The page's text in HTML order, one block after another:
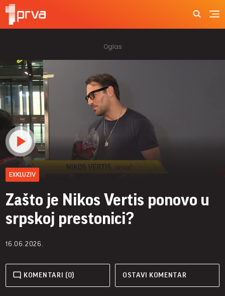
EXKLUZIV
Zašto je Nikos Vertis ponovo u
srpskoj prestonici?
16.06.2026.
KOMENTARI (0) OSTAVI KOMENTAR